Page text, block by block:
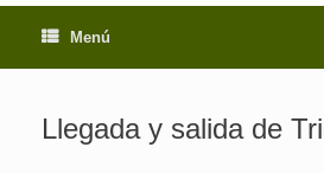
Menú
Llegada y salida de